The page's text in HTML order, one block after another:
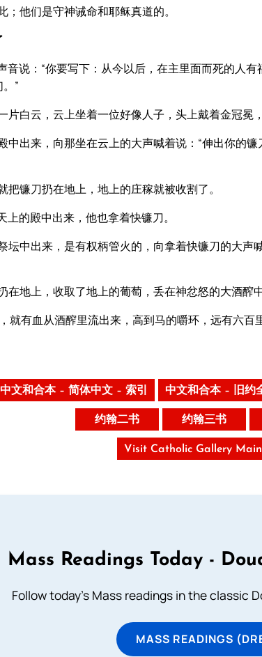
；他们是守神诫命和耶稣真道的。
音说：“你要写下：从今以后，在主里面而死的人
”
片白云，云上坐着一位好像人子，头上戴着金冠冕
中出来，向那坐在云上的大声喊着说：“伸出你的
把镰刀扔在地上，地上的庄稼就被收割了。
上的殿中出来，他也拿着快镰刀。
坛中出来，是有权柄管火的，向拿着快镰刀的大声
在地上，收取了地上的葡萄，丢在神忿怒的大酒醡中
就有血从酒醡里流出来，高到马的嚼环，远有六百里
中文和合本 – 简体中文 – 索引 中文和合本 – 旧约
约翰二书 约翰三书
Visit Catholic Gallery
Mass Readings Today -
Follow today's Mass readings in the classic
MASS READINGS